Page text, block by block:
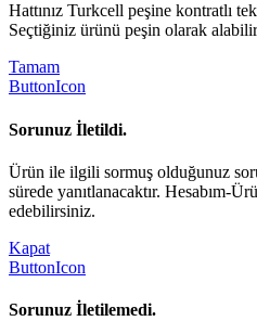
Hattınız Turkcell peşine kontratlı
Seçtiğiniz ürünü peşin olarak
Tamam
ButtonIcon
Sorunuz İletildi.
Ürün ile ilgili sormuş olduğunuz soru
sürede yanıtlanacaktır. Hesabım-
edebilirsiniz.
Kapat
ButtonIcon
Sorunuz İletilemedi.